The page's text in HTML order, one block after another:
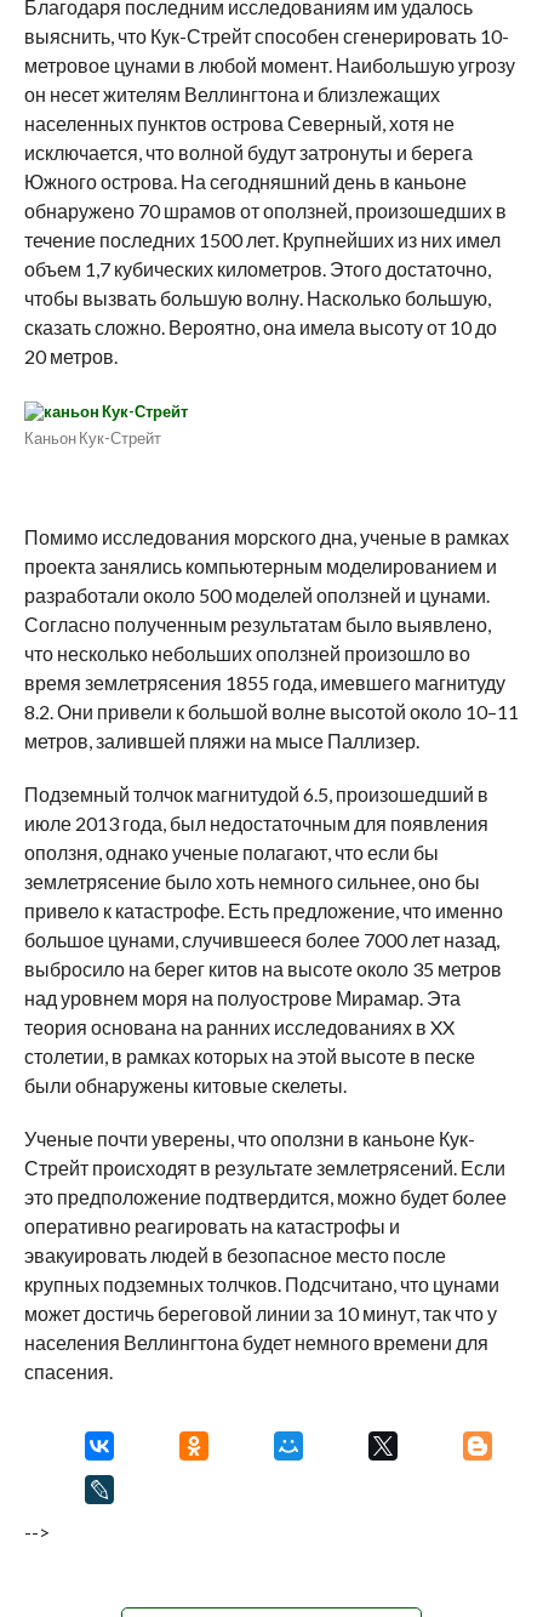
Благодаря последним исследованиям им удалось
выяснить, что Кук-Стрейт способен сгенерировать 10-
метровое цунами в любой момент. Наибольшую угрозу
он несет жителям Веллингтона и близлежащих
населенных пунктов острова Северный, хотя не
исключается, что волной будут затронуты и берега
Южного острова. На сегодняшний день в каньоне
обнаружено 70 шрамов от оползней, произошедших в
течение последних 1500 лет. Крупнейших из них имел
объем 1,7 кубических километров. Этого достаточно,
чтобы вызвать большую волну. Насколько большую,
сказать сложно. Вероятно, она имела высоту от 10 до
20 метров.
Каньон Кук-Стрейт
Помимо исследования морского дна, ученые в рамках
проекта занялись компьютерным моделированием и
разработали около 500 моделей оползней и цунами.
Согласно полученным результатам было выявлено,
что несколько небольших оползней произошло во
время землетрясения 1855 года, имевшего магнитуду
8.2. Они привели к большой волне высотой около 10–11
метров, залившей пляжи на мысе Паллизер.
Подземный толчок магнитудой 6.5, произошедший в
июле 2013 года, был недостаточным для появления
оползня, однако ученые полагают, что если бы
землетрясение было хоть немного сильнее, оно бы
привело к катастрофе. Есть предложение, что именно
большое цунами, случившееся более 7000 лет назад,
выбросило на берег китов на высоте около 35 метров
над уровнем моря на полуострове Мирамар. Эта
теория основана на ранних исследованиях в XX
столетии, в рамках которых на этой высоте в песке
были обнаружены китовые скелеты.
Ученые почти уверены, что оползни в каньоне Кук-
Стрейт происходят в результате землетрясений. Если
это предположение подтвердится, можно будет более
оперативно реагировать на катастрофы и
эвакуировать людей в безопасное место после
крупных подземных толчков. Подсчитано, что цунами
может достичь береговой линии за 10 минут, так что у
населения Веллингтона будет немного времени для
спасения.
-->